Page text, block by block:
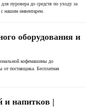
пуровера до средств по уходу за
нашим инвентарем.
оборудования и
кофемашины до
от поставщика. Бесплатная
и напитков |